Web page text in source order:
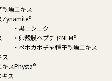
燥エキス
Zynamite®
黒ニンニク
卵殻膜ペプチドNEM®
ペポカボチャ種子乾燥エキス
キスPhysta®
ス